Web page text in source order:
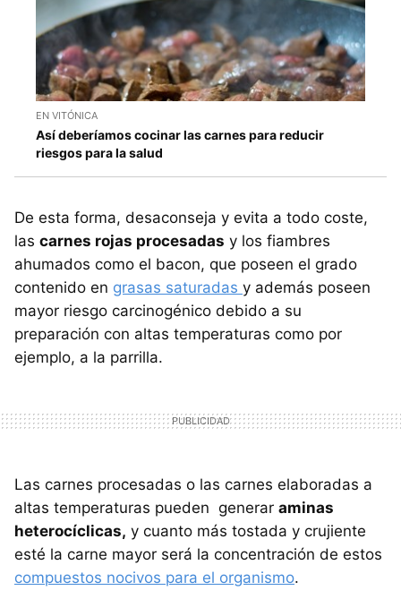
EN VITÓNICA
Así deberíamos cocinar las carnes para reducir
riesgos para la salud
De esta forma, desaconseja y evita a todo coste,
las carnes rojas procesadas y los fiambres
ahumados como el bacon, que poseen el grado
contenido en grasas saturadas y además poseen
mayor riesgo carcinogénico debido a su
preparación con altas temperaturas como por
ejemplo, a la parrilla.
Las carnes procesadas o las carnes elaboradas a
altas temperaturas pueden generar aminas
heterocíclicas, y cuanto más tostada y crujiente
esté la carne mayor será la concentración de estos
compuestos nocivos para el organismo.